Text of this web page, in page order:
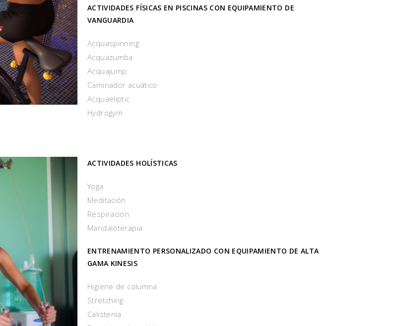
ACTIVIDADES FÍSICAS EN PISCINAS CON EQUIPAMIENTO DE
VANGUARDIA
Acquaspinning
Acquazumba
Acquajump
Caminador acuático
Acquaeliptic
Hydrogym
ACTIVIDADES HOLÍSTICAS
Yoga
Meditación
Respiración
Mandaloterapia
ENTRENAMIENTO PERSONALIZADO CON EQUIPAMIENTO DE ALTA
GAMA KINESIS
Higiene de columna
Stretching
Calistenia